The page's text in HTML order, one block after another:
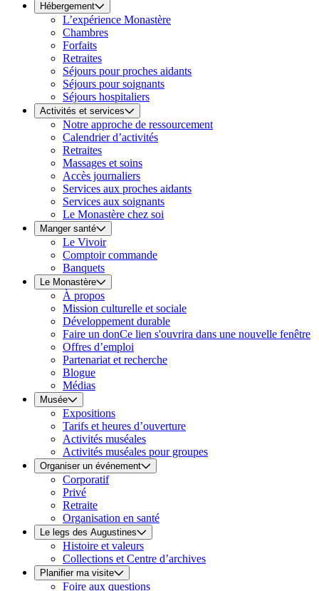
Hébergement
L’expérience Monastère
Chambres
Forfaits
Retraites
Séjours pour proches aidants
Séjours pour soignants
Séjours hospitaliers
Activités et services
Notre approche de ressourcement
Calendrier d’activités
Retraites
Massages et soins
Accès journaliers
Services aux proches aidants
Services aux soignants
Le Monastère chez soi
Manger santé
Le Vivoir
Comptoir commande
Banquets
Le Monastère
À propos
Mission culturelle et sociale
Développement durable
Faire un donCe lien s'ouvrira dans une nouvelle fenêtre
Offres d’emploi
Partenariat et recherche
Blogue
Médias
Musée
Expositions
Tarifs et heures d’ouverture
Activités muséales
Activités muséales pour groupes
Organiser un événement
Corporatif
Privé
Retraite
Organisation en santé
Le legs des Augustines
Histoire et valeurs
Collections et Centre d’archives
Planifier ma visite
Foire aux questions